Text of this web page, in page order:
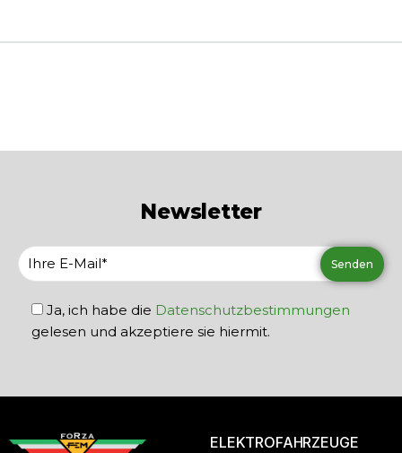
Newsletter
Ja, ich habe die Datenschutzbestimmungen
gelesen und akzeptiere sie hiermit.
ELEKTROFAHRZEUGE